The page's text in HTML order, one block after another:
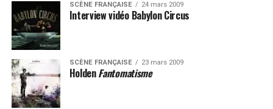
SCÈNE FRANÇAISE 24 mars 2009
Interview vidéo Babylon Circus
SCÈNE FRANÇAISE 23 mars 2009
HoldenFantomatisme